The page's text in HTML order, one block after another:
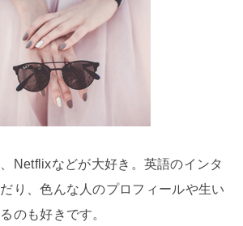
Netflixなどが大好き。英語のインタ
り、色んな人のプロフィールや生い
のも好きです。